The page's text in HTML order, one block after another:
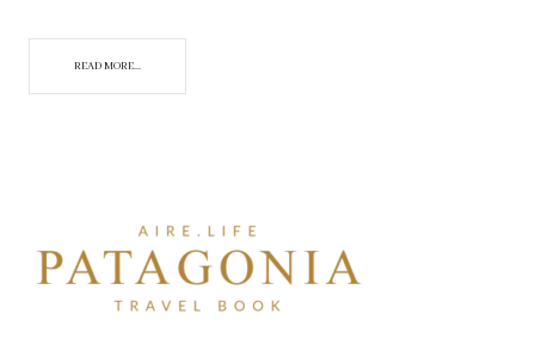
READ MORE...